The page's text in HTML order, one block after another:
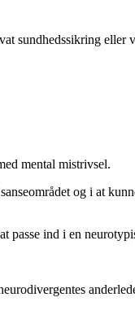
sundhedssikring eller
mental mistrivsel.
og i at
passe ind i en